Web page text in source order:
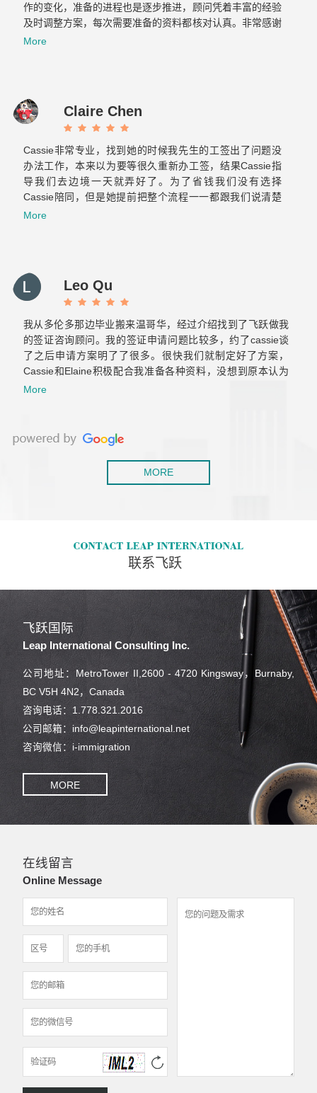
作的变化，准备的进程也是逐步推进，顾问凭着丰富的经验
及时调整方案，每次需要准备的资料都核对认真。非常感谢
Cassie 和 Elaine…...
More
Claire Chen
Cassie非常专业，找到她的时候我先生的工签出了问题没
办法工作，本来以为要等很久重新办工签，结果Cassie指
导我们去边境一天就弄好了。为了省钱我们没有选择
Cassie陪同，但是她提前把整个流程一一都跟我们说清楚
了也标注了重点，当时我们两个才来加拿大半年的小白也很
复的文件准备和反复的奔波。那么希望你们以后越来越好！
保持初心！
More
Leo Qu
我从多伦多那边毕业搬来温哥华，经过介绍找到了飞跃做我
的签证咨询顾问。我的签证申请问题比较多，约了cassie谈
了之后申请方案明了了很多。很快我们就制定好了方案，
Cassie和Elaine积极配合我准备各种资料，没想到原本认为
肯定会拒签的工签，一次就获批了。后来积累了两年工作经
More
MORE
联系飞跃
飞跃国际
Leap International Consulting Inc.
公司地址：MetroTower II,2600 - 4720 Kingsway，Burnaby,
BC V5H 4N2，Canada
咨询电话：1.778.321.2016
公司邮箱：info@leapinternational.net
咨询微信：i-immigration
MORE
在线留言
Online Message